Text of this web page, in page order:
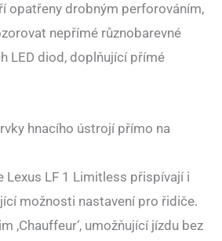
opatřeny drobným perforováním,
nepřímé různobarevné
LED diod, doplňující přímé
hnacího ústrojí přímo na
Lexus LF 1 Limitless přispívají i
možnosti nastavení pro řidiče.
‚Chauffeur‘, umožňující jízdu bez